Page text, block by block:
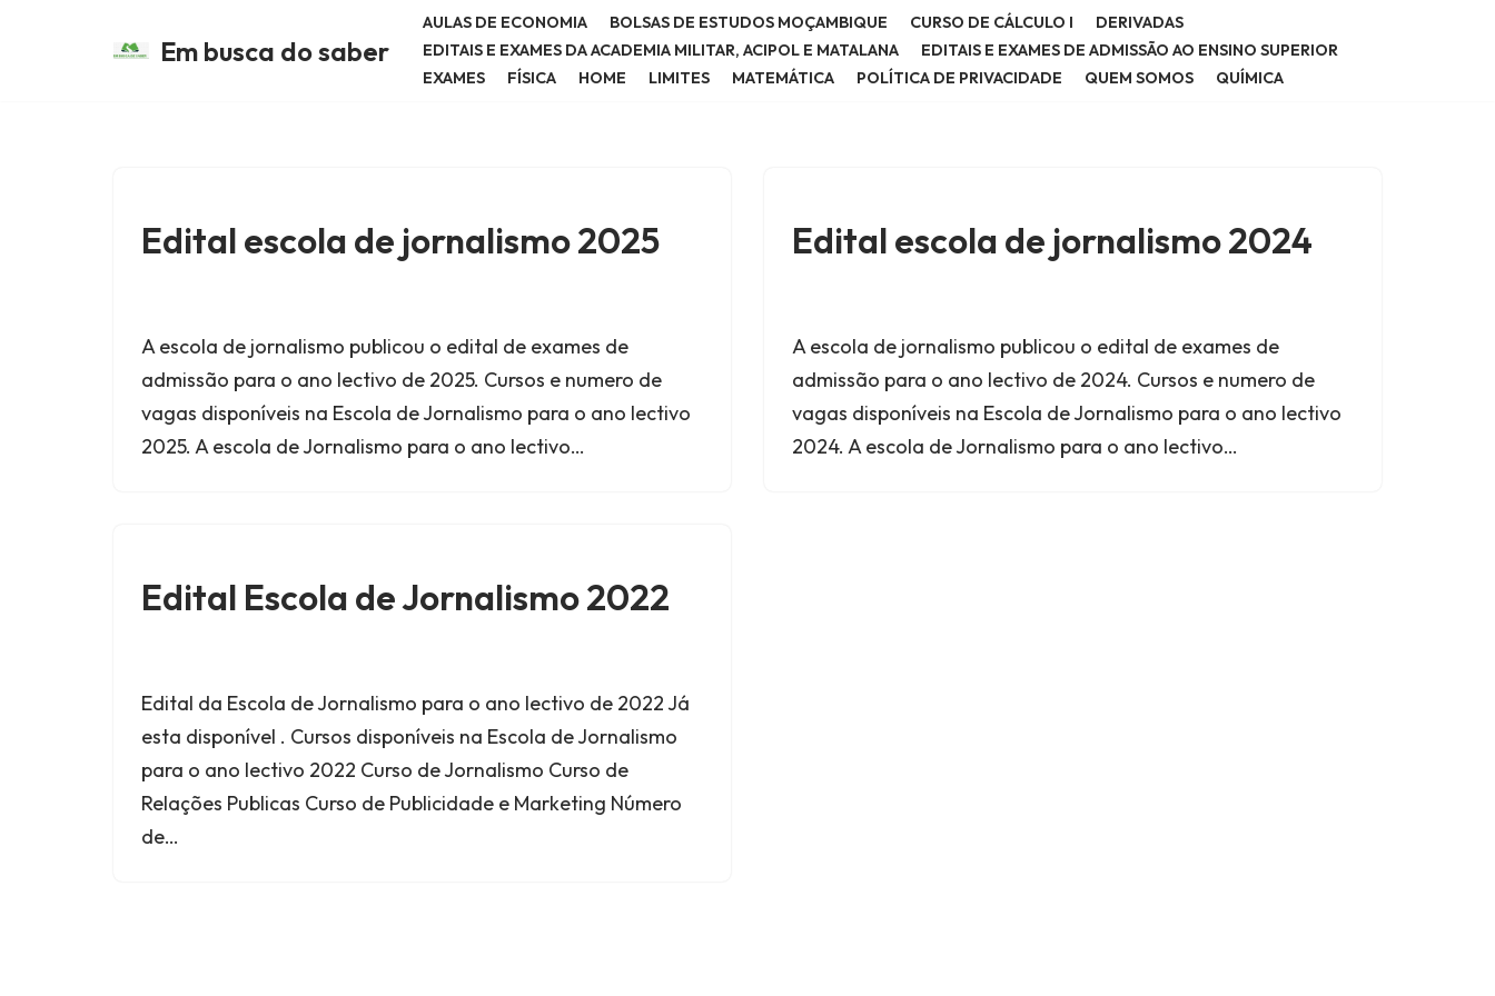
Em busca do saber
AULAS DE ECONOMIA BOLSAS DE ESTUDOS MOÇAMBIQUE CURSO DE CÁLCULO I
DERIVADAS
EDITAIS E EXAMES DA ACADEMIA MILITAR, ACIPOL E MATALANA
EDITAIS E EXAMES DE ADMISSÃO AO ENSINO SUPERIOR
EXAMES
FÍSICA HOME LIMITES MATEMÁTICA POLÍTICA DE PRIVACIDADE QUEM SOMOS QUÍMICA
Edital escola de jornalismo 2025
A escola de jornalismo publicou o edital de exames de
admissão para o ano lectivo de 2025. Cursos e numero de
vagas disponíveis na Escola de Jornalismo para o ano lectivo
2025. A escola de Jornalismo para o ano lectivo…
Edital escola de jornalismo 2024
A escola de jornalismo publicou o edital de exames de
admissão para o ano lectivo de 2024. Cursos e numero de
vagas disponíveis na Escola de Jornalismo para o ano lectivo
2024. A escola de Jornalismo para o ano lectivo…
Edital Escola de Jornalismo 2022
Edital da Escola de Jornalismo para o ano lectivo de 2022 Já
esta disponível . Cursos disponíveis na Escola de Jornalismo
para o ano lectivo 2022 Curso de Jornalismo Curso de
Relações Publicas Curso de Publicidade e Marketing Número
de…